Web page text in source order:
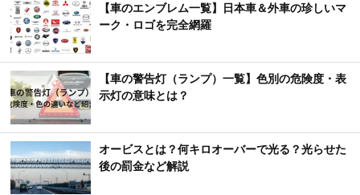
【車のエンブレム一覧】日本車＆外車の珍しいマ
ーク・ロゴを完全網羅
【車の警告灯（ランプ）一覧】色別の危険度・表
示灯の意味とは？
オービスとは？何キロオーバーで光る？光らせた
後の罰金など解説